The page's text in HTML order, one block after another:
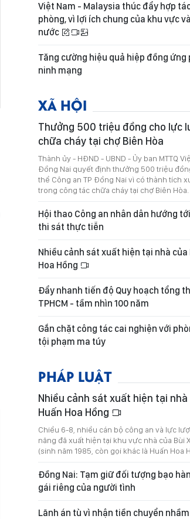
Việt Nam - Malaysia thúc đẩy hợp
phòng, vì lợi ích chung của khu vực
nước
Tăng cường hiệu quả hiệp đồng ứng
ninh mạng
XÃ HỘI
Thưởng 500 triệu đồng cho lực
chữa cháy tại chợ Biên Hòa
Thành ủy - HĐND - UBND - Ủy ban MTTQ
Đồng Nai quyết định thưởng 500 triệu
thể Công an TP Đồng Nai vì có thành tích
trong công tác chữa cháy tại chợ Biên Hòa.
Hội thao Công an nhân dân hướng
thi sát thực tiễn
Nhiều cảnh sát xuất hiện tại nhà của
Hoa Hồng
Đẩy nhanh tiến độ Quy hoạch tổng
TPHCM - tầm nhìn 100 năm
Gắn chặt công tác cai nghiện với
tội phạm ma túy
PHÁP LUẬT
Nhiều cảnh sát xuất hiện tại nhà
Huấn Hoa Hồng
Chiều 6-8, nhiều cán bộ công an và lực
năng đã xuất hiện tại khu vực nhà của Bùi
(sinh năm 1985, còn gọi khác là Huấn Hoa
Đồng Nai: Tạm giữ đối tượng bạo
gái riêng của người tình
Lãnh án tù vì nhận tiền chuyển